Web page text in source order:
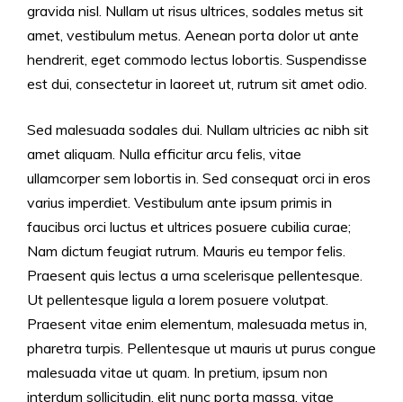
gravida nisl. Nullam ut risus ultrices, sodales metus sit
amet, vestibulum metus. Aenean porta dolor ut ante
hendrerit, eget commodo lectus lobortis. Suspendisse
est dui, consectetur in laoreet ut, rutrum sit amet odio.
Sed malesuada sodales dui. Nullam ultricies ac nibh sit
amet aliquam. Nulla efficitur arcu felis, vitae
ullamcorper sem lobortis in. Sed consequat orci in eros
varius imperdiet. Vestibulum ante ipsum primis in
faucibus orci luctus et ultrices posuere cubilia curae;
Nam dictum feugiat rutrum. Mauris eu tempor felis.
Praesent quis lectus a urna scelerisque pellentesque.
Ut pellentesque ligula a lorem posuere volutpat.
Praesent vitae enim elementum, malesuada metus in,
pharetra turpis. Pellentesque ut mauris ut purus congue
malesuada vitae ut quam. In pretium, ipsum non
interdum sollicitudin, elit nunc porta massa, vitae